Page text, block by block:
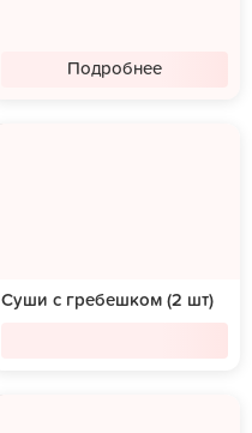
Подробнее
Суши с гребешком (2 шт)